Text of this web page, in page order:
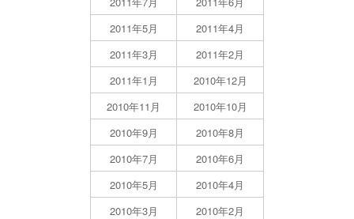
2011年5月
2011年4月
2011年3月
2011年2月
2011年1月
2010年12月
2010年11月
2010年10月
2010年9月
2010年8月
2010年7月
2010年6月
2010年5月
2010年4月
2010年3月
2010年2月